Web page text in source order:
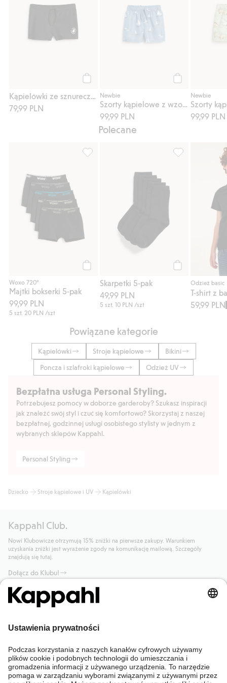
79,99 PLN
Newbie
99,99 PLN
Newbie
99,99 PLN
Polecane
Woxo 720°
Majtki bokserki 5-pak
99,99 PLN
5 szt. 20 PLN /szt
Majtki bokserki 5-pak, Dodaj do listy
Skarpetki 5-pak
49,99 PLN
5 szt.10 PLN /szt
Skarpetki 5-
Odzież basic
59,99 PLN
Powiązane kategorie
Kąpielówki Stroje kąpielowe
Bikini
Poncza i szlafroki kąpielowe
Odzież UV
Bezpłatna usługa Personal Styling.
Potrzebujesz pomocy w doborze garderoby? Szukasz inspiracji
jak znaleźć swój styl i czuć się komfortowo? Skorzystaj z naszej
bezpłatnej, godzinnej usługi osobistego stylisty w jednym z
wybranych sklepów Kappahl.
Personal Styling
Dziecko Stroje kąpielowe i UV Kąpielówki
Kappahl Club.
Nowi Klubowicze otrzymują 15% zniżki na pierwsze zakupy. Warunkiem
uzyskania zniżki jest wyrażenie zgody na komunikację mailową. Szczegóły
znajdują się tutaj.
Dołącz do Klubu!
Potrzebujesz pomocy?